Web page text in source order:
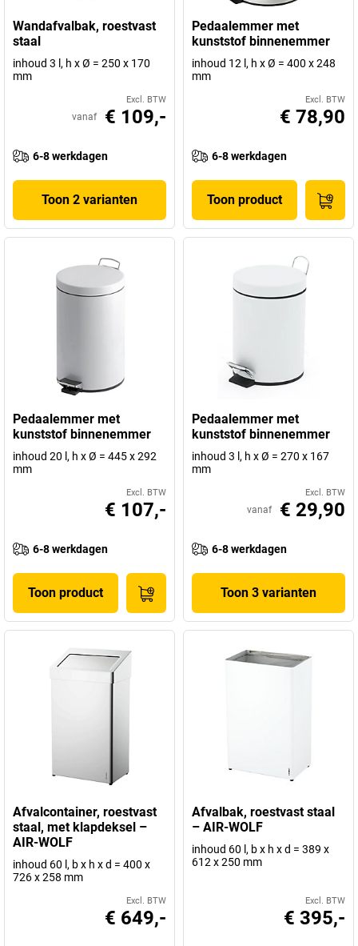
Wandafvalbak, roestvast
staal
inhoud 3 l, h x Ø = 250 x 170
mm
Excl. BTW
vanaf € 109,-
6-8 werkdagen
Toon 2 varianten
Pedaalemmer met
kunststof binnenemmer
inhoud 12 l, h x Ø = 400 x 248
mm
Excl. BTW
€ 78,90
6-8 werkdagen
Toon product
Pedaalemmer met
kunststof binnenemmer
inhoud 20 l, h x Ø = 445 x 292
mm
Excl. BTW
€ 107,-
6-8 werkdagen
Toon product
Pedaalemmer met
kunststof binnenemmer
inhoud 3 l, h x Ø = 270 x 167
mm
Excl. BTW
vanaf € 29,90
6-8 werkdagen
Toon 3 varianten
Afvalcontainer, roestvast
staal, met klapdeksel –
AIR-WOLF
inhoud 60 l, b x h x d = 400 x
726 x 258 mm
Excl. BTW
€ 649,-
Afvalbak, roestvast staal
– AIR-WOLF
inhoud 60 l, b x h x d = 389 x
612 x 250 mm
Excl. BTW
€ 395,-